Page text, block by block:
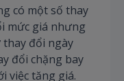
có một số thay
mức giá nhưng
thay đổi ngày
đổi chặng bay
việc tăng giá.